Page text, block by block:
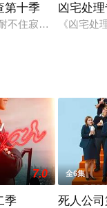
第十季
不住寂寞，CSI的制
凶宅处
《凶宅处
7.0
季
全6集
死人公